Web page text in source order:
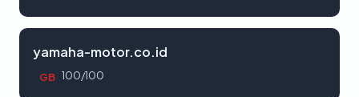
yamaha-motor.co.id
GB 100/100